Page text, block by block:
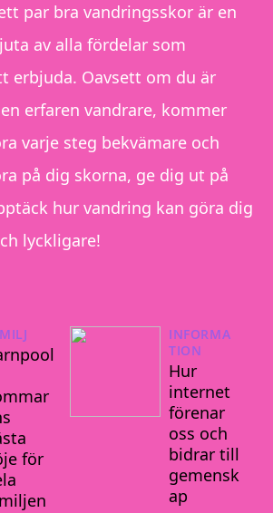
par bra vandringsskor är en
av alla fördelar som
erbjuda. Oavsett om du är
erfaren vandrare, kommer
varje steg bekvämare och
på dig skorna, ge dig ut på
hur vandring kan göra dig
lyckligare!
för
INFORMA
TION
Hur
internet
förenar
oss och
bidrar till
gemensk
ap